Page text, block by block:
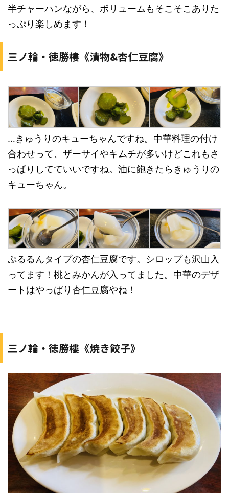
半チャーハンながら、ボリュームもそこそこありた
っぷり楽しめます！
三ノ輪・徳勝樓《漬物&杏仁豆腐》
…きゅうりのキューちゃんですね。中華料理の付け
合わせって、ザーサイやキムチが多いけどこれもさ
っぱりしてていいですね。油に飽きたらきゅうりの
キューちゃん。
ぷるるんタイプの杏仁豆腐です。シロップも沢山入
ってます！桃とみかんが入ってました。中華のデザ
ートはやっぱり杏仁豆腐やね！
三ノ輪・徳勝樓《焼き餃子》